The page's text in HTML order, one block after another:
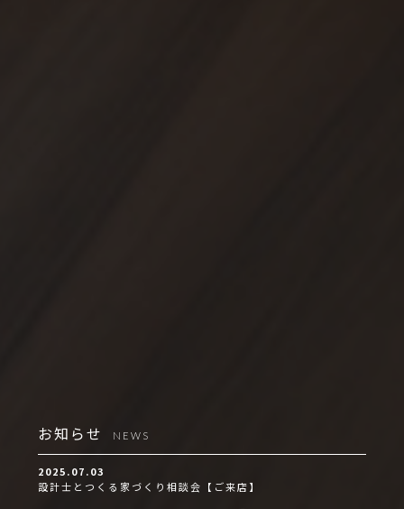
お知らせ NEWS
2025.07.03
設計士とつくる家づくり相談会【ご来店】